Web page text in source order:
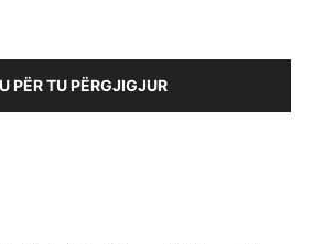
PËR TU PËRGJIGJUR